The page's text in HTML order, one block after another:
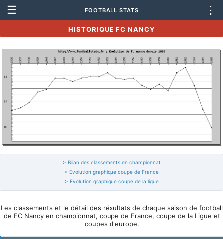
☰ FOOTBALL STATS ⋮
HISTORIQUE FC NANCY
> Bilan des classements en championnat
> Evolution graphique coupe de France
> Evolution graphique coupe de la ligue
Les classements et le détail des résultats de chaque saison de football
de FC Nancy en championnat, coupe de France, coupe de la Ligue et
coupes d'europe.